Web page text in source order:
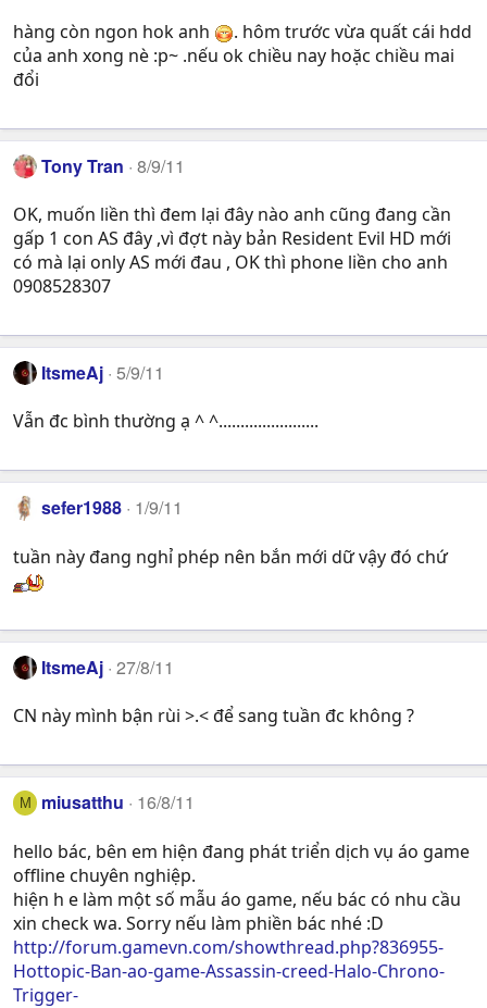
hàng còn ngon hok anh
. hôm trước vừa quất cái hdd
của anh xong nè :p~ .nếu ok chiều nay hoặc chiều mai
đổi
Tony Tran 8/9/11
OK, muốn liền thì đem lại đây nào anh cũng đang cần
gấp 1 con AS đây ,vì đợt này bản Resident Evil HD mới
có mà lại only AS mới đau , OK thì phone liền cho anh
0908528307
ItsmeAj 5/9/11
Vẫn đc bình thường ạ ^ ^.......................
sefer1988 1/9/11
tuần này đang nghỉ phép nên bắn mới dữ vậy đó chứ
ItsmeAj 27/8/11
CN này mình bận rùi >.< để sang tuần đc không ?
M miusatthu 16/8/11
hello bác, bên em hiện đang phát triển dịch vụ áo game
offline chuyên nghiệp.
hiện h e làm một số mẫu áo game, nếu bác có nhu cầu
xin check wa. Sorry nếu làm phiền bác nhé :D
http://forum.gamevn.com/showthread.php?836955-
Hottopic-Ban-ao-game-Assassin-creed-Halo-Chrono-
Trigger-